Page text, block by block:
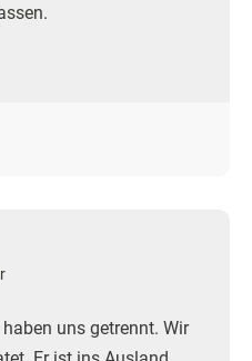
uns getrennt. Wir